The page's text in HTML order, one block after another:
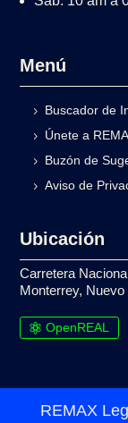
Menú
Buscador de
Únete a
Buzón de
Aviso de
Ubicación
Carretera
Monterrey, Nuevo
OpenREAL
REMAX